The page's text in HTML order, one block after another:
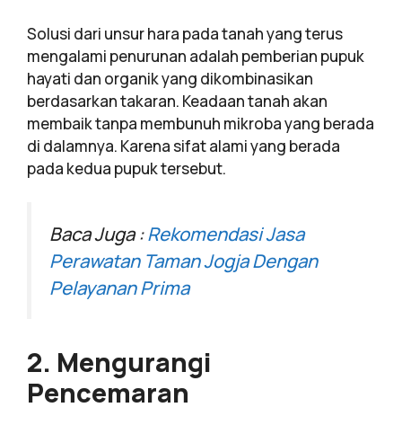
Solusi dari unsur hara pada tanah yang terus
mengalami penurunan adalah pemberian pupuk
hayati dan organik yang dikombinasikan
berdasarkan takaran. Keadaan tanah akan
membaik tanpa membunuh mikroba yang berada
di dalamnya. Karena sifat alami yang berada
pada kedua pupuk tersebut.
Baca Juga :Rekomendasi Jasa
Perawatan Taman Jogja Dengan
Pelayanan Prima
2. Mengurangi
Pencemaran